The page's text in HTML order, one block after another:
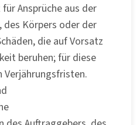
Ansprüche aus der
des Körpers oder der
die auf Vorsatz
beruhen; für diese